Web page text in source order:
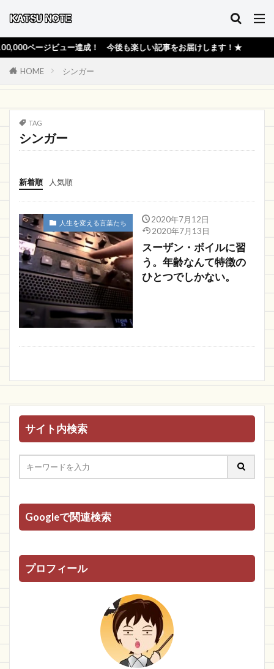
ージビュー達成！ 今後も楽しい記事をお届けします！★
HOME シンガー
TAG
シンガー
新着順 人気順
人生を変える言葉たち
2020年7月12日
2020年7月13日
スーザン・ボイルに習
う。年齢なんて特徴の
ひとつでしかない。
サイト内検索
Googleで関連検索
プロフィール